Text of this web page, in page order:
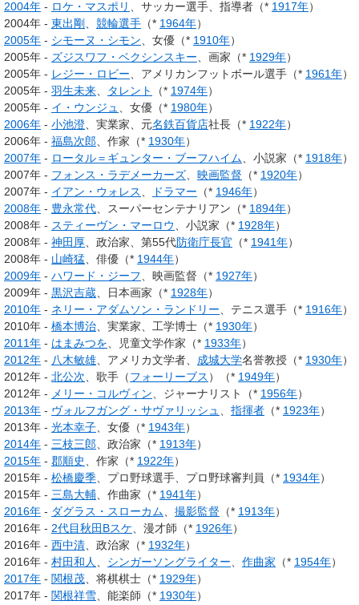
2004年 - ロケ・マスポリ 、サッカー選手、指導者（* 1917年）
2004年 - 東出剛 競輪選手 （* 1964年）
2005年 - シモーヌ・シモン 、女優（* 1910年）
2005年 - ズジスワフ・ベクシンスキー 、画家（* 1929年）
2005年 - レジー・ロビー 、アメリカンフットボール選手（* 1961年）
2005年 - 羽生未来 タレント （* 1974年）
2005年 - イ・ウンジュ 、女優（* 1980年）
2006年 - 小池澄 、実業家、元名鉄百貨店社長（* 1922年）
2006年 - 福島次郎 、作家（* 1930年）
2007年 - ロータル＝ギュンター・ブーフハイム 、小説家（* 1918年）
2007年 - フォンス・ラデメーカーズ 映画監督 （* 1920年）
2007年 - イアン・ウォレス ドラマー （* 1946年）
2008年 - 豊永常代 、スーパーセンテナリアン（* 1894年）
2008年 - スティーヴン・マーロウ 、小説家（* 1928年）
2008年 - 神田厚 、政治家、第55代防衛庁長官 （* 1941年）
2008年 - 山崎猛 、俳優（* 1944年）
2009年 - ハワード・ジーフ 、映画監督（* 1927年）
2009年 - 黒沢吉蔵 、日本画家（* 1928年）
2010年 - ネリー・アダムソン・ランドリー 、テニス選手（* 1916年）
2010年 - 橋本博治 、実業家、工学博士（* 1930年）
2011年 - はまみつを 、児童文学作家（* 1933年）
2012年 - 八木敏雄 、アメリカ文学者、 成城大学名誉教授（* 1930年）
2012年 - 北公次 、歌手（フォーリーブス ）（* 1949年）
2012年 - メリー・コルヴィン 、ジャーナリスト（* 1956年）
2013年 - ヴォルフガング・サヴァリッシュ 指揮者 （* 1923年）
2013年 - 光本幸子 、女優（* 1943年）
2014年 - 三枝三郎 、政治家（* 1913年）
2015年 - 郡順史 、作家（* 1922年）
2015年 - 松橋慶季 、プロ野球選手、プロ野球審判員（* 1934年）
2015年 - 三島大輔 、作曲家（* 1941年）
2016年 - ダグラス・スローカム 撮影監督 （* 1913年）
2016年 - 2代目秋田Bスケ 、漫才師（* 1926年）
2016年 - 西中清 、政治家（* 1932年）
2016年 - 村田和人 シンガーソングライター 作曲家 （* 1954年）
2017年 - 関根茂 、将棋棋士（* 1929年）
2017年 - 関根祥雪 、能楽師（* 1930年）